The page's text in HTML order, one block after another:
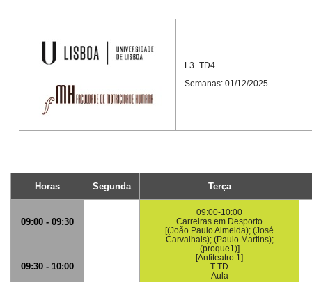
L3_TD4
Semanas: 01/12/2025
Horas Segunda Terça
09:00 - 09:30
09:00-10:00
Carreiras em Desporto
[(João Paulo Almeida); (José
Carvalhais); (Paulo Martins);
(proque1)]
[Anfiteatro 1]
T TD
Aula
09:30 - 10:00